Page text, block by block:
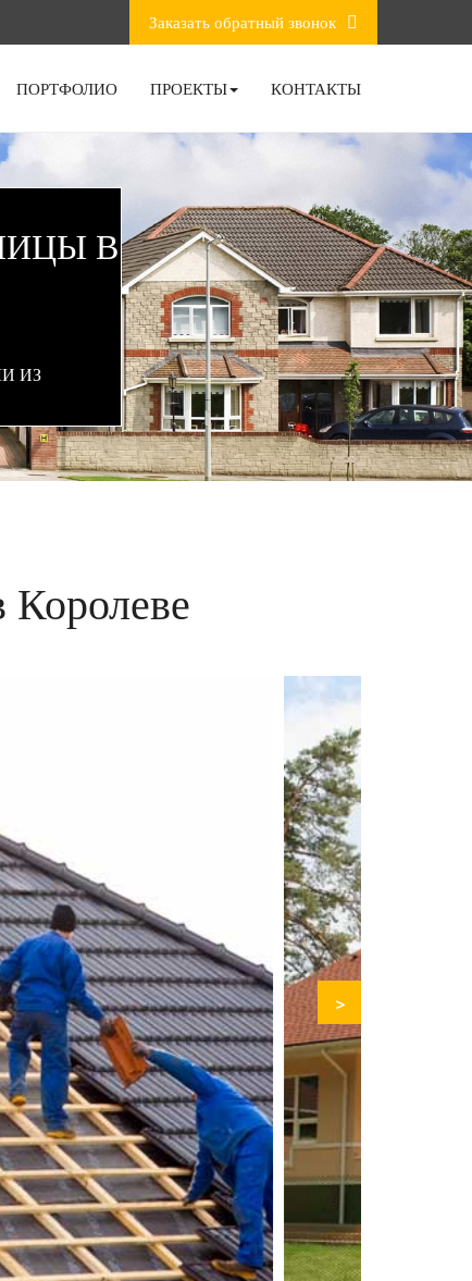
Заказать обратный звонок
ПОРТФОЛИО ПРОЕКТЫ КОНТАКТЫ
В
ИЗ
>